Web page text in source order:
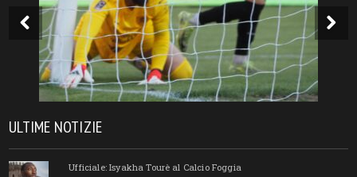
ULTIME NOTIZIE
Ufficiale: Isyakha Tourè al Calcio Foggia